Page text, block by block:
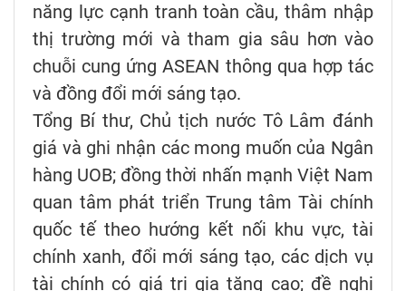
năng lực cạnh tranh toàn cầu, thâm nhập
thị trường mới và tham gia sâu hơn vào
chuỗi cung ứng ASEAN thông qua hợp tác
và đồng đổi mới sáng tạo.
Tổng Bí thư, Chủ tịch nước Tô Lâm đánh
giá và ghi nhận các mong muốn của Ngân
hàng UOB; đồng thời nhấn mạnh Việt Nam
quan tâm phát triển Trung tâm Tài chính
quốc tế theo hướng kết nối khu vực, tài
chính xanh, đổi mới sáng tạo, các dịch vụ
tài chính có giá trị gia tăng cao; đề nghị